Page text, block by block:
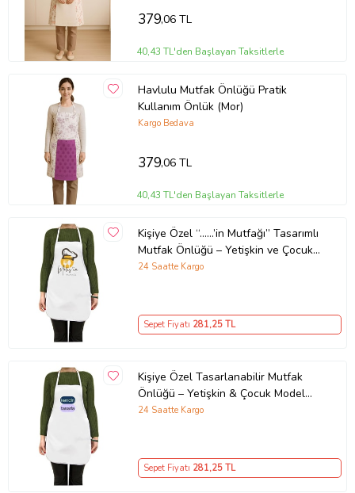
379,06 TL
40,43 TL'den Başlayan Taksitlerle
Havlulu Mutfak Önlüğü Pratik
Kullanım Önlük (Mor)
Kargo Bedava
379,06 TL
40,43 TL'den Başlayan Taksitlerle
Kişiye Özel “……’in Mutfağı” Tasarımlı
Mutfak Önlüğü – Yetişkin ve Çocuk
Seçenekli
24 Saatte Kargo
Sepet Fiyatı 281,25 TL
Kişiye Özel Tasarlanabilir Mutfak
Önlüğü – Yetişkin & Çocuk Model
Seçenekleri
24 Saatte Kargo
Sepet Fiyatı 281,25 TL